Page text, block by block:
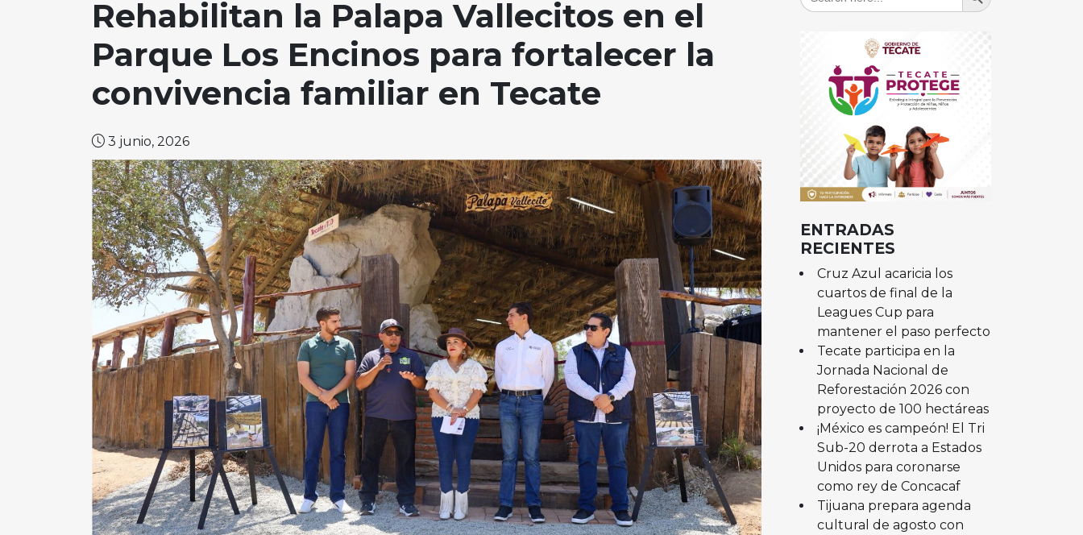
Rehabilitan la Palapa Vallecitos en el
Parque Los Encinos para fortalecer la
convivencia familiar en Tecate
3 junio, 2026
ENTRADAS
RECIENTES
Cruz Azul acaricia los
cuartos de final de la
Leagues Cup para
mantener el paso perfecto
Tecate participa en la
Jornada Nacional de
Reforestación 2026 con
proyecto de 100 hectáreas
¡México es campeón! El Tri
Sub-20 derrota a Estados
Unidos para coronarse
como rey de Concacaf
Tijuana prepara agenda
cultural de agosto con